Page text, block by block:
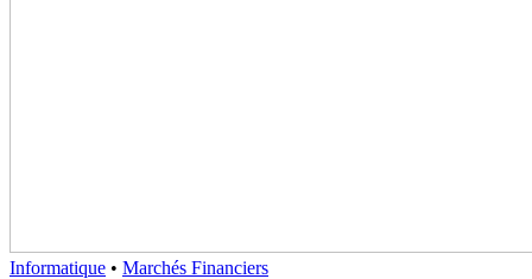
Informatique • Marchés Financiers